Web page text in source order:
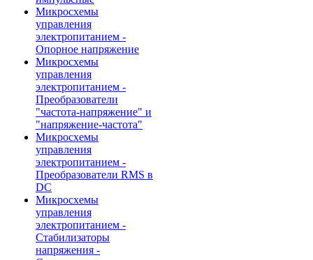
Микросхемы
управления
электропитанием -
Опорное напряжение
Микросхемы
управления
электропитанием -
Преобразователи
"частота-напряжение" и
"напряжение-частота"
Микросхемы
управления
электропитанием -
Преобразователи RMS в
DC
Микросхемы
управления
электропитанием -
Стабилизаторы
напряжения -